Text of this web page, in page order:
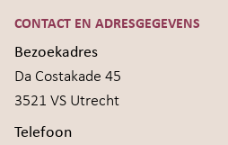
CONTACT EN ADRESGEGEVENS
Bezoekadres
Da Costakade 45
3521 VS Utrecht
Telefoon